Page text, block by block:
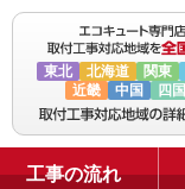
東北 北海道 関東
近畿
中国 四国
工事の流れ